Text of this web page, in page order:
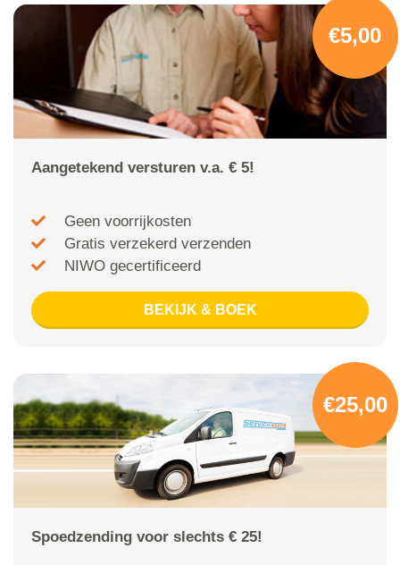
€5,00
Aangetekend versturen v.a. € 5!
Geen voorrijkosten
Gratis verzekerd verzenden
NIWO gecertificeerd
BEKIJK & BOEK
€25,00
Spoedzending voor slechts € 25!